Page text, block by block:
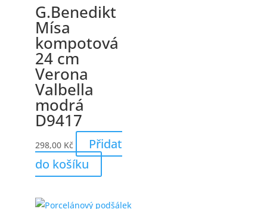
G.Benedikt
Mísa
kompotová
24 cm
Verona
Valbella
modrá
D9417
298,00 Kč
Přidat
do košíku